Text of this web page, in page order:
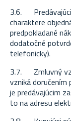
3.6. P
charaktere
predpokladané
dodatočné
telefonicky).
3.7. Zmluvný
vzniká doručením
je predávajúcim
to na adresu